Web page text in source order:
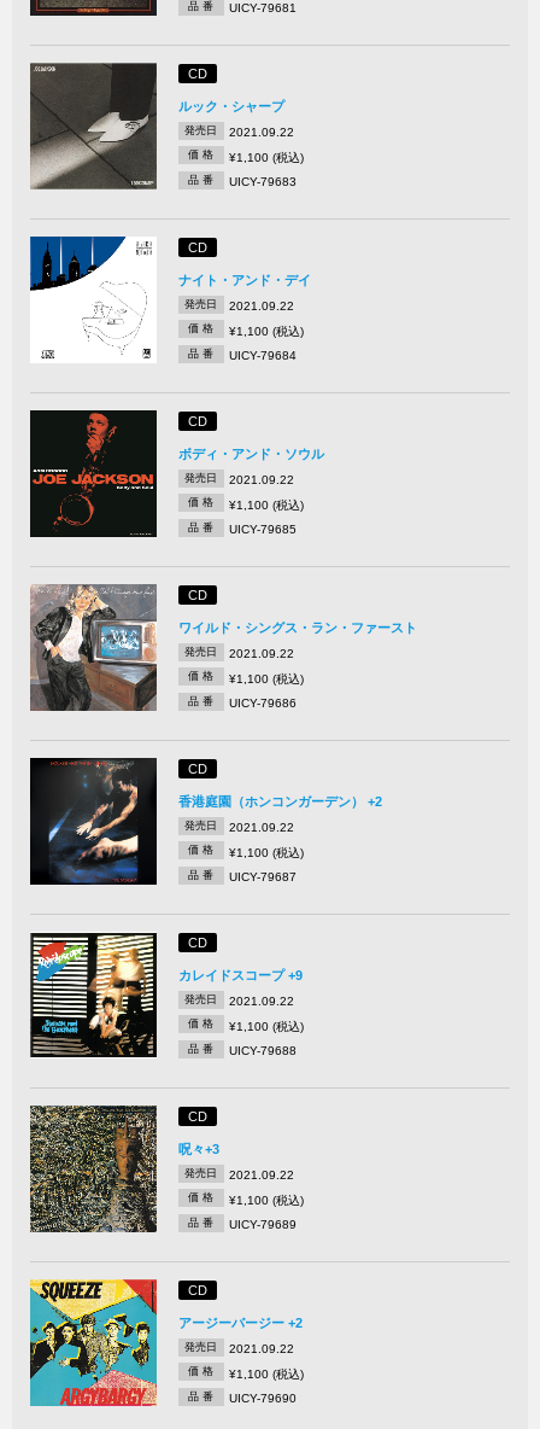
品 番 UICY-79681
CD
ルック・シャープ
発売日 2021.09.22
価 格 ¥1,100 (税込)
品 番 UICY-79683
CD
ナイト・アンド・デイ
発売日 2021.09.22
価 格 ¥1,100 (税込)
品 番 UICY-79684
CD
ボディ・アンド・ソウル
発売日 2021.09.22
価 格 ¥1,100 (税込)
品 番 UICY-79685
CD
ワイルド・シングス・ラン・ファースト
発売日 2021.09.22
価 格 ¥1,100 (税込)
品 番 UICY-79686
CD
香港庭園（ホンコンガーデン） +2
発売日 2021.09.22
価 格 ¥1,100 (税込)
品 番 UICY-79687
CD
カレイドスコープ +9
発売日 2021.09.22
価 格 ¥1,100 (税込)
品 番 UICY-79688
CD
呪々+3
発売日 2021.09.22
価 格 ¥1,100 (税込)
品 番 UICY-79689
CD
アージーバージー +2
発売日 2021.09.22
価 格 ¥1,100 (税込)
品 番 UICY-79690